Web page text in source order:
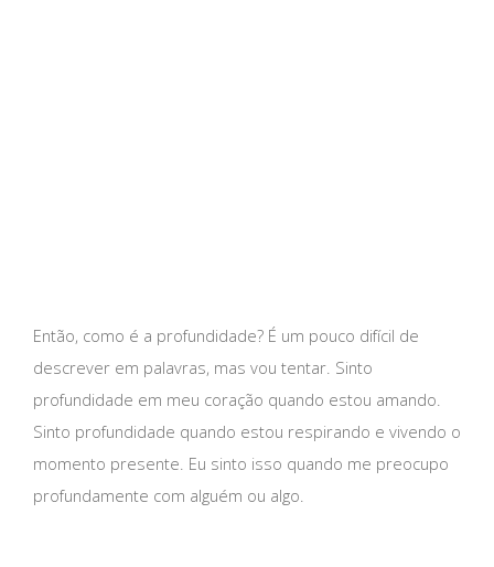
Então, como é a profundidade? É um pouco difícil de
descrever em palavras, mas vou tentar. Sinto
profundidade em meu coração quando estou amando.
Sinto profundidade quando estou respirando e vivendo o
momento presente. Eu sinto isso quando me preocupo
profundamente com alguém ou algo.